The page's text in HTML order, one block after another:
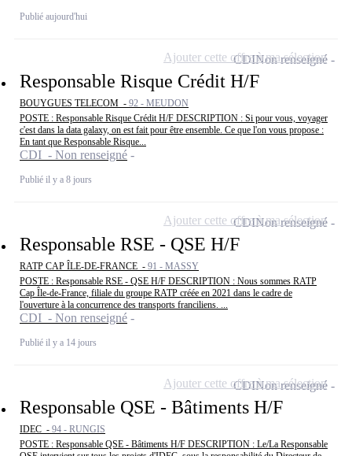
Publié aujourd'hui
Responsable Risque Crédit H/F
BOUYGUES TELECOM - 92 - MEUDON
POSTE : Responsable Risque Crédit H/F DESCRIPTION : Si pour vous, voyager
c'est dans la data galaxy, on est fait pour être ensemble. Ce que l'on vous propose :
En tant que Responsable Risque...
CDI - Non renseigné
Publié il y a 8 jours
CDINon renseigné
Ajouter cette offre à ma sélection
Responsable RSE - QSE H/F
RATP CAP ÎLE-DE-FRANCE - 91 - MASSY
POSTE : Responsable RSE - QSE H/F DESCRIPTION : Nous sommes RATP
Cap Île-de-France, filiale du groupe RATP créée en 2021 dans le cadre de
l'ouverture à la concurrence des transports franciliens. ...
CDI - Non renseigné
Publié il y a 14 jours
CDINon renseigné
Ajouter cette offre à ma sélection
Responsable QSE - Bâtiments H/F
IDEC - 94 - RUNGIS
POSTE : Responsable QSE - Bâtiments H/F DESCRIPTION : Le/La Responsable
CDINon renseigné
Ajouter cette offre à ma sélection